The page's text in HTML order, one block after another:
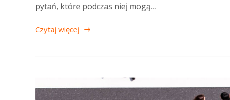
pytań, które podczas niej mogą…
Czytaj więcej